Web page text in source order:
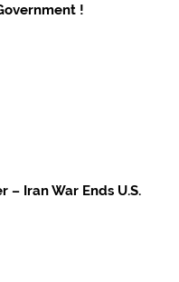
!
– Iran War Ends U.S.